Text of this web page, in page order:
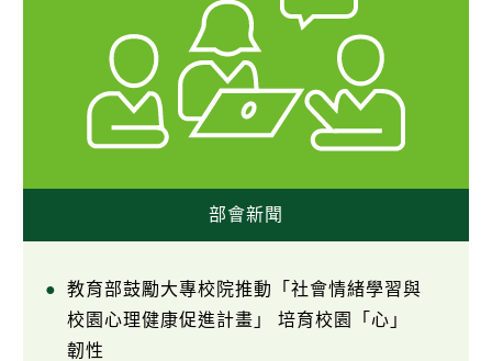
部會新聞
教育部鼓勵大專校院推動「社會情緒學習與
校園心理健康促進計畫」 培育校園「心」
韌性